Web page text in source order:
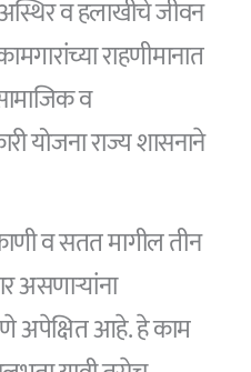
व हलाखीचे जीवन
राहणीमानात
व
योजना राज्य शासनाने
व सतत मागील तीन
असणाऱ्यांना
अपेक्षित आहे. हे काम